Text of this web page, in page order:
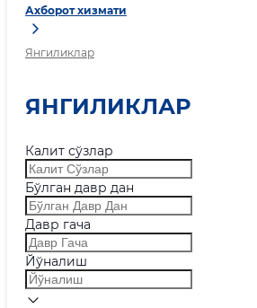
Ахборот хизмати
Янгиликлар
ЯНГИЛИКЛАР
Калит сўзлар
Бўлган давр дан
Давр гача
Йўналиш